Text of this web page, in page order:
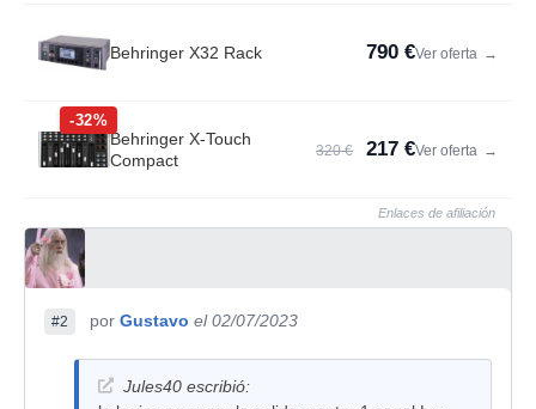
Behringer X32 Rack 790 €Ver oferta →
-32%
Behringer X-Touch
Compact
320 € 217 €Ver oferta →
Enlaces de afiliación
#2 por Gustavo el 02/07/2023
Jules40 escribió: